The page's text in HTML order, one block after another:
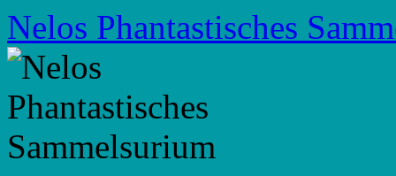
Zum
Inhalt
springen
Nelos Phantastisches